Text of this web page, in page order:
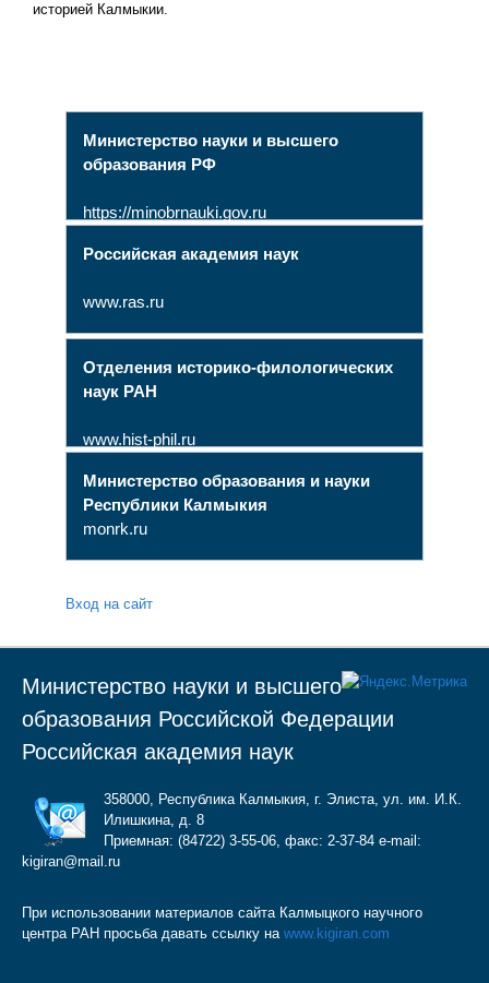
историей Калмыкии.
Министерство науки и высшего
образования РФ
https://minobrnauki.gov.ru
Российская академия наук
www.ras.ru
Отделения историко-филологических
наук РАН
www.hist-phil.ru
Министерство образования и науки
Республики Калмыкия
monrk.ru
Вход на сайт
Министерство науки и высшего
образования Российской Федерации
Российская академия наук
358000, Республика Калмыкия, г. Элиста, ул. им. И.К.
Илишкина, д. 8
Приемная: (84722) 3-55-06, факс: 2-37-84 e-mail:
kigiran@mail.ru
При использовании материалов сайта Калмыцкого научного
центра РАН просьба давать ссылку на www.kigiran.com